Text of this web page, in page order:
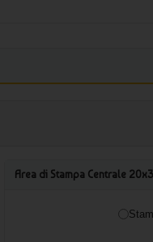
Area di Stampa Centrale